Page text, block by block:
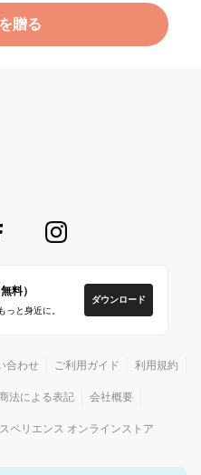
贈る
料）
っと身近に。
ダウンロード
合わせ ご利用ガイド 利用規約
法による表記 会社概要
ペリエンス オンラインストア